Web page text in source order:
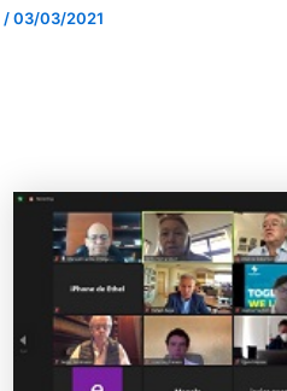
/03/03/2021